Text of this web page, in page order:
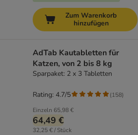
Zum Warenkorb
hinzufügen
AdTab Kautabletten für
Katzen, von 2 bis 8 kg
Sparpaket: 2 x 3 Tabletten
Einzeln 65,98 €
64,49 €
32,25 € / Stück
Rating: 4.7/5 (158)